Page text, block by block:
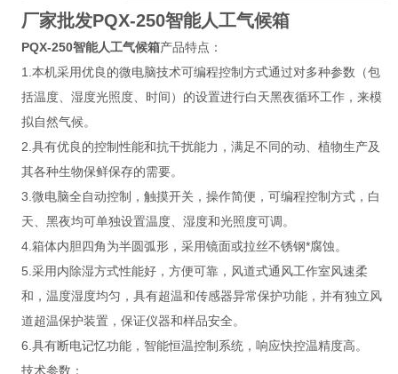
厂家批发PQX-250智能人工气候箱
PQX-250智能人工气候箱产品特点：
1.本机采用优良的微电脑技术可编程控制方式通过对多种参数（包
括温度、湿度光照度、时间）的设置进行白天黑夜循环工作，来模
拟自然气候。
2.具有优良的控制性能和抗干扰能力，满足不同的动、植物生产及
其各种生物保鲜保存的需要。
3.微电脑全自动控制，触摸开关，操作简便，可编程控制方式，白
天、黑夜均可单独设置温度、湿度和光照度可调。
4.箱体内胆四角为半圆弧形，采用镜面或拉丝不锈钢*腐蚀。
5.采用内除湿方式性能好，方便可靠，风道式通风工作室风速柔
和，温度湿度均匀，具有超温和传感器异常保护功能，并有独立风
道超温保护装置，保证仪器和样品安全。
6.具有断电记忆功能，智能恒温控制系统，响应快控温精度高。
技术参数：